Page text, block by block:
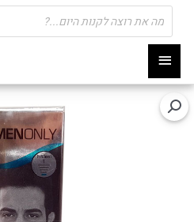
תפריט
ראשי
Products
search